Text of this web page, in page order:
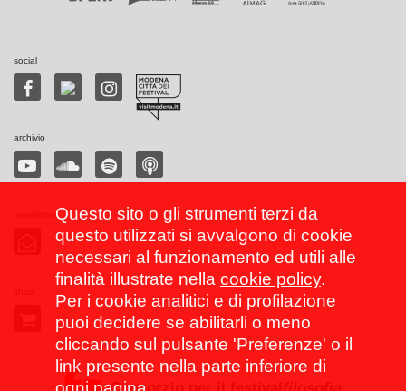
social
archivio
Questo sito o gli strumenti terzi da
questo utilizzati si avvalgono di cookie
necessari al funzionamento ed utili alle
finalità illustrate nella cookie policy.
Per i cookie analitici e di profilazione
puoi decidere se abilitarli o meno
cliccando sul pulsante 'Preferenze' o il
link presente nella parte inferiore di